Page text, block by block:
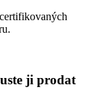
ji prodat